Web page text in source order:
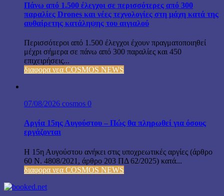
Πάνω από 1.500 έλεγχοι σε περισσότερες από 300
παραλίες Drones και νέες τεχνολογίες στη μάχη κατά της
αυθαίρετης κατάληψης του αιγιαλού
Περισσότεροι από 1.500 έλεγχοι έχουν πραγματοποιηθεί
μέχρι σήμερα σε πάνω από 300 παραλίες και 450
επιχειρήσεις...
διαφορα νεα COSMOS NEWS
07/08/2026 cosmos 0
Αργία 15ης Αυγούστου – Πώς θα πληρωθεί για όσους
εργάζονται
Η 15η Αυγούστου ανήκει στις υποχρεωτικές αργίες (άρθρο
60 Ν. 4808/2021, άρθρο 203 ΠΔ 62/2025) κατά...
διαφορα νεα COSMOS NEWS